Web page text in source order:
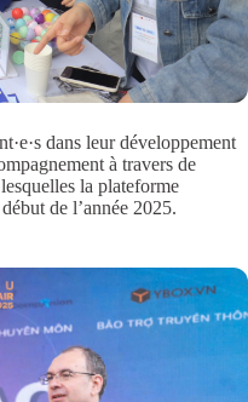
dans leur développement
à travers de
la plateforme
de l’année 2025.